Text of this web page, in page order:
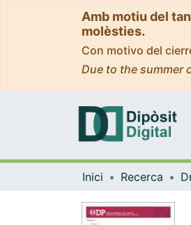
Amb motiu del
molèsties.
Con motivo del
Due to the summer
Inici Recerca